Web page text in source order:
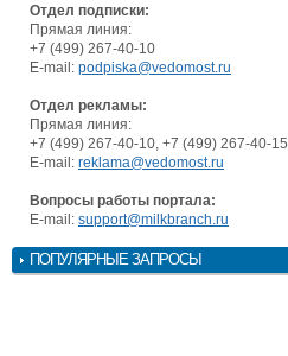
Отдел подписки:
Прямая линия:
+7 (499) 267-40-10
E-mail: podpiska@vedomost.ru
Отдел рекламы:
Прямая линия:
+7 (499) 267-40-10, +7 (499) 267-40-15
E-mail: reklama@vedomost.ru
Вопросы работы портала:
E-mail: support@milkbranch.ru
ПОПУЛЯРНЫЕ ЗАПРОСЫ